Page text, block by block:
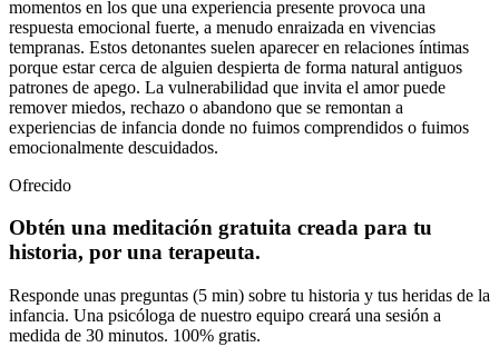
momentos en los que una experiencia presente provoca una
respuesta emocional fuerte, a menudo enraizada en vivencias
tempranas. Estos detonantes suelen aparecer en relaciones íntimas
porque estar cerca de alguien despierta de forma natural antiguos
patrones de apego. La vulnerabilidad que invita el amor puede
remover miedos, rechazo o abandono que se remontan a
experiencias de infancia donde no fuimos comprendidos o fuimos
emocionalmente descuidados.
Ofrecido
Obtén una meditación gratuita creada para tu
historia, por una terapeuta.
Responde unas preguntas (5 min) sobre tu historia y tus heridas de la
infancia. Una psicóloga de nuestro equipo creará una sesión a
medida de 30 minutos. 100% gratis.